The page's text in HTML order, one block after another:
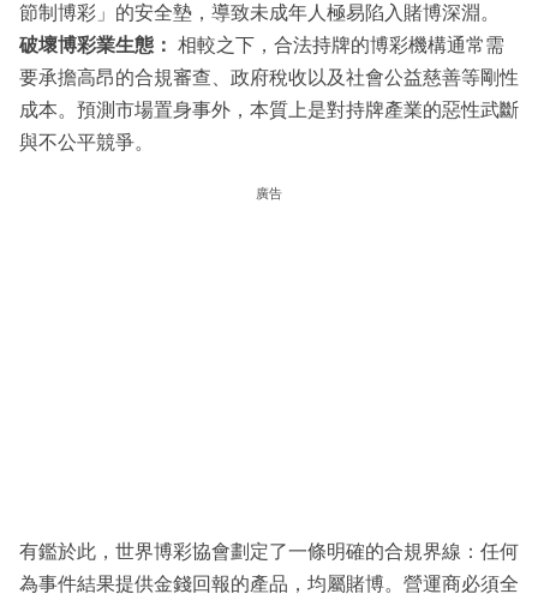
節制博彩」的安全墊，導致未成年人極易陷入賭博深淵。
破壞博彩業生態： 相較之下，合法持牌的博彩機構通常需
要承擔高昂的合規審查、政府稅收以及社會公益慈善等剛性
成本。預測市場置身事外，本質上是對持牌產業的惡性武斷
與不公平競爭。
廣告
有鑑於此，世界博彩協會劃定了一條明確的合規界線：任何
為事件結果提供金錢回報的產品，均屬賭博。營運商必須全